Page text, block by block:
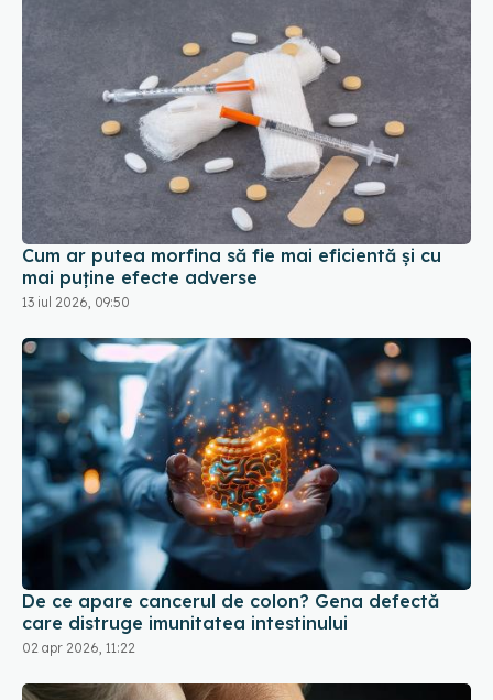
Cum ar putea morfina să fie mai eficientă și cu
mai puține efecte adverse
13 iul 2026, 09:50
De ce apare cancerul de colon? Gena defectă
care distruge imunitatea intestinului
02 apr 2026, 11:22